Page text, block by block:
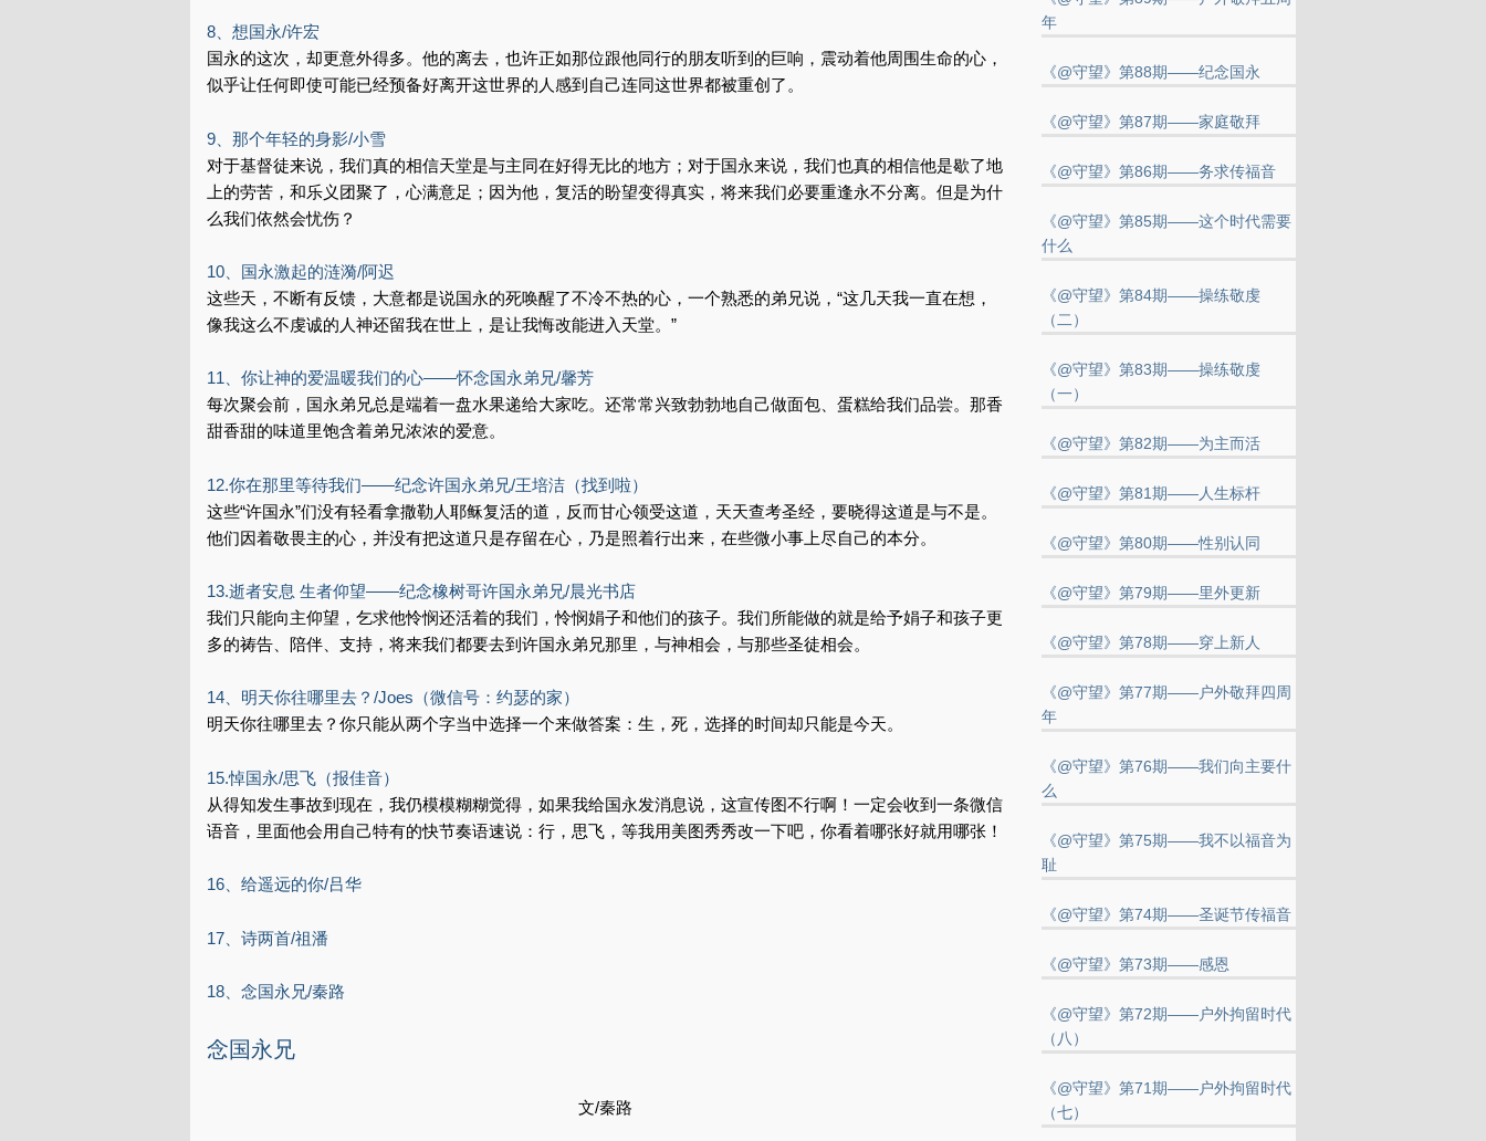
8、想国永/许宏
国永的这次，却更意外得多。他的离去，也许正如那位跟他同行的朋友听到的巨响，震动着他周围生命的心，
似乎让任何即使可能已经预备好离开这世界的人感到自己连同这世界都被重创了。
9、那个年轻的身影/小雪
对于基督徒来说，我们真的相信天堂是与主同在好得无比的地方；对于国永来说，我们也真的相信他是歇了地
上的劳苦，和乐义团聚了，心满意足；因为他，复活的盼望变得真实，将来我们必要重逢永不分离。但是为什
么我们依然会忧伤？
10、国永激起的涟漪/阿迟
这些天，不断有反馈，大意都是说国永的死唤醒了不冷不热的心，一个熟悉的弟兄说，“这几天我一直在想，
像我这么不虔诚的人神还留我在世上，是让我悔改能进入天堂。”
11、你让神的爱温暖我们的心——怀念国永弟兄/馨芳
每次聚会前，国永弟兄总是端着一盘水果递给大家吃。还常常兴致勃勃地自己做面包、蛋糕给我们品尝。那香
甜香甜的味道里饱含着弟兄浓浓的爱意。
12.你在那里等待我们——纪念许国永弟兄/王培洁（找到啦）
这些“许国永”们没有轻看拿撒勒人耶稣复活的道，反而甘心领受这道，天天查考圣经，要晓得这道是与不是。
他们因着敬畏主的心，并没有把这道只是存留在心，乃是照着行出来，在些微小事上尽自己的本分。
13.逝者安息 生者仰望——纪念橡树哥许国永弟兄/晨光书店
我们只能向主仰望，乞求他怜悯还活着的我们，怜悯娟子和他们的孩子。我们所能做的就是给予娟子和孩子更
多的祷告、陪伴、支持，将来我们都要去到许国永弟兄那里，与神相会，与那些圣徒相会。
14、明天你往哪里去？/Joes（微信号：约瑟的家）
明天你往哪里去？你只能从两个字当中选择一个来做答案：生，死，选择的时间却只能是今天。
15.悼国永/思飞（报佳音）
从得知发生事故到现在，我仍模模糊糊觉得，如果我给国永发消息说，这宣传图不行啊！一定会收到一条微信
语音，里面他会用自己特有的快节奏语速说：行，思飞，等我用美图秀秀改一下吧，你看着哪张好就用哪张！
16、给遥远的你/吕华
17、诗两首/祖潘
18、念国永兄/秦路
念国永兄
文/秦路
年
《@守望》第88期——纪念国永
《@守望》第87期——家庭敬拜
《@守望》第86期——务求传福音
《@守望》第85期——这个时代需要
什么
《@守望》第84期——操练敬虔
（二）
《@守望》第83期——操练敬虔
（一）
《@守望》第82期——为主而活
《@守望》第81期——人生标杆
《@守望》第80期——性别认同
《@守望》第79期——里外更新
《@守望》第78期——穿上新人
《@守望》第77期——户外敬拜四周
年
《@守望》第76期——我们向主要什
么
《@守望》第75期——我不以福音为
耻
《@守望》第74期——圣诞节传福音
《@守望》第73期——感恩
《@守望》第72期——户外拘留时代
（八）
《@守望》第71期——户外拘留时代
（七）